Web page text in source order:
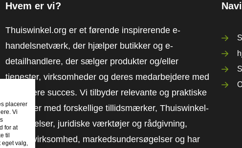
Hvem er vi?
Thuiswinkel.org er et førende inspirerende e-
handelsnetværk, der hjælper butikker og e-
detailhandlere, der sælger produkter og/eller
tjenester, virksomheder og deres medarbejdere med
at få mere succes. Vi tilbyder relevante og praktiske
løsninger med forskellige tillidsmærker, Thuiswinkel-
anmeldelser, juridiske værktøjer og rådgivning,
fortalervirksomhed, markedsundersøgelser og har
placerer
Vi
for at
til
eget valg,